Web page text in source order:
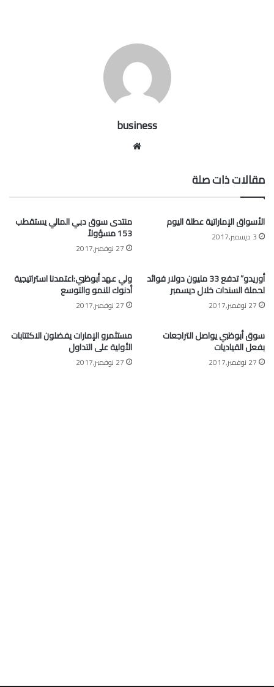
business
مقالات ذات صلة
الأسواق الإماراتية عطلة اليوم
3 ديسمبر,2017
منتدى سوق دبي المالي يستقطب
153 مسؤولاً
27 نوفمبر,2017
أوريدو” تدفع 33 مليون دولار فوائد
لحملة السندات خلال ديسمبر
27 نوفمبر,2017
ولي عهد أبوظبي:اعتمدنا استراتيجية
أدنوك للنمو والتوسع
27 نوفمبر,2017
سوق أبوظبي يواصل التراجعات
بفعل القياديات
27 نوفمبر,2017
مستثمرو الإمارات يفضلون الاكتتابات
الأولية على التداول
27 نوفمبر,2017